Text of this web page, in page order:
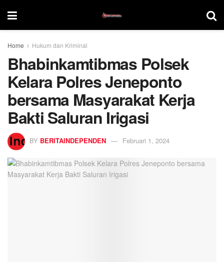
Home Hukum dan Kriminal
Bhabinkamtibmas Polsek
Kelara Polres Jeneponto
bersama Masyarakat Kerja
Bakti Saluran Irigasi
BY BERITAINDEPENDEN Februari 1, 2024